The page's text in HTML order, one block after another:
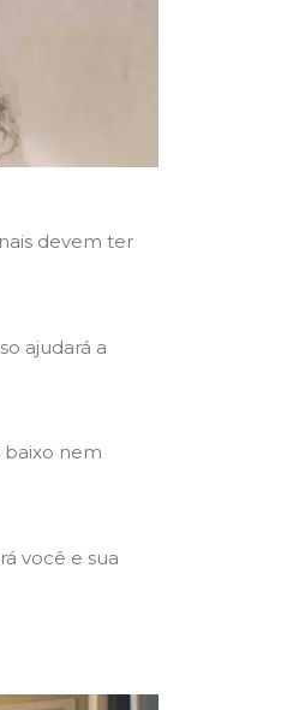
devem ter
ajudará a
baixo nem
você e sua